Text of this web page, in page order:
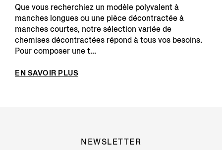
Que vous recherchiez un modèle polyvalent à
manches longues ou une pièce décontractée à
manches courtes, notre sélection variée de
chemises décontractées répond à tous vos besoins.
Pour composer une t...
EN SAVOIR PLUS
NEWSLETTER